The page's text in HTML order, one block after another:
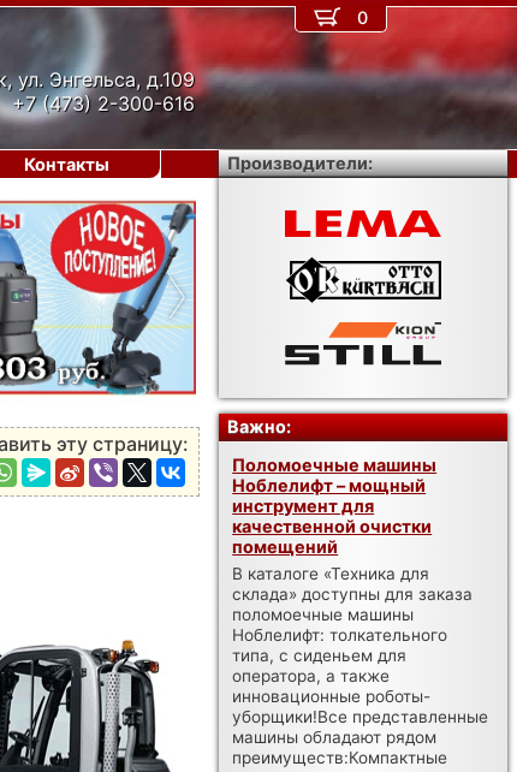
ул. Энгельса, д.109
+7 (473) 2-300-616
›
эту страницу:
0
Контакты Производители:
Важно:
Поломоечные машины
Ноблелифт – мощный
инструмент для
качественной очистки
помещений
В каталоге «Техника для
склада» доступны для заказа
поломоечные машины
Ноблелифт: толкательного
типа, с сиденьем для
оператора, а также
инновационные роботы-
уборщики!Все представленные
машины обладают рядом
преимуществ:Компактные